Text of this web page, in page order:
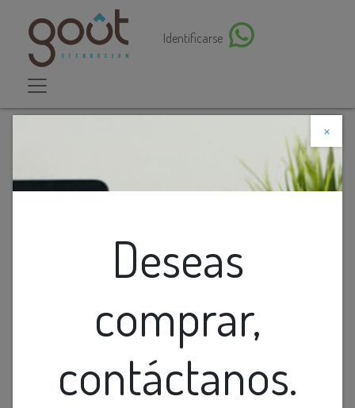
Identificarse
×
Deseas
comprar,
contáctanos.
Descuento web
Cuadro De Fotografias En Balnco Y Negro African